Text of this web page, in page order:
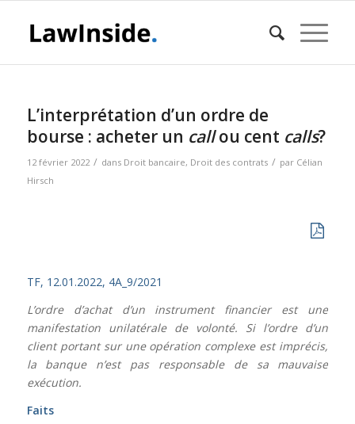
L’interprétation d’un ordre de
bourse : acheter un callou cent calls?
12 février 2022 / dans Droit bancaire, Droit des contrats / par Célian
Hirsch
TF, 12.01.2022, 4A_9/2021
L’ordre d’achat d’un instrument financier est une
manifestation unilatérale de volonté. Si l’ordre d’un
client portant sur une opération complexe est imprécis,
la banque n’est pas responsable de sa mauvaise
exécution.
Faits